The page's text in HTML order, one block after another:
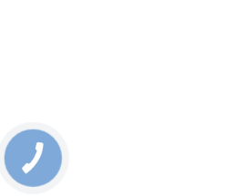
КНОПКА
СВЯЗИ